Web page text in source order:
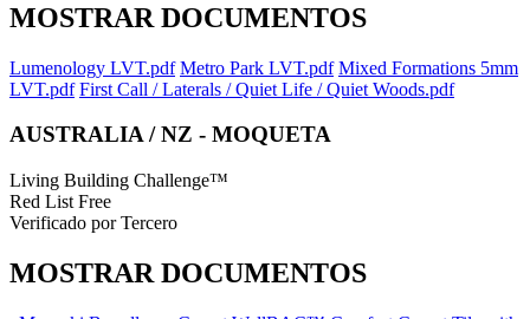
MOSTRAR DOCUMENTOS
Lumenology LVT.pdf Metro Park LVT.pdf Mixed Formations 5mm
LVT.pdf First Call / Laterals / Quiet Life / Quiet Woods.pdf
AUSTRALIA / NZ - MOQUETA
Living Building Challenge™
Red List Free
Verificado por Tercero
MOSTRAR DOCUMENTOS